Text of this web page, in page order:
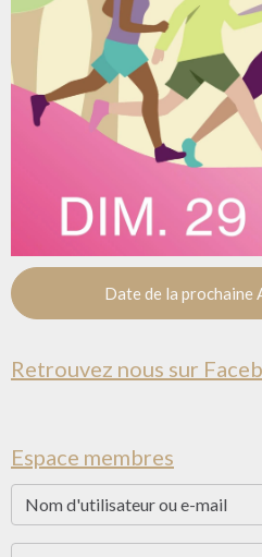
Date de la prochaine
Retrouvez nous sur
Espace membres